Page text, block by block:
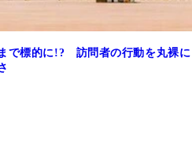
で標的に!? 訪問者の行動を丸裸に